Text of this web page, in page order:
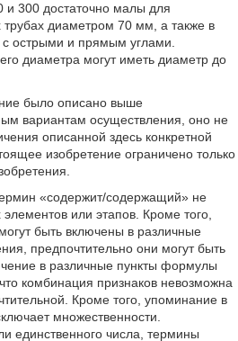
и 300 достаточно малы для
трубах диаметром 70 мм, а также в
с острыми и прямым углами.
диаметра могут иметь диаметр до
было описано выше
вариантам осуществления, оно не
описанной здесь конкретной
изобретение ограничено только
«содержит/содержащий» не
или этапов. Кроме того,
быть включены в различные
предпочтительно они могут быть
в различные пункты формулы
комбинация признаков невозможна
Кроме того, упоминание в
множественности.
единственного числа, термины